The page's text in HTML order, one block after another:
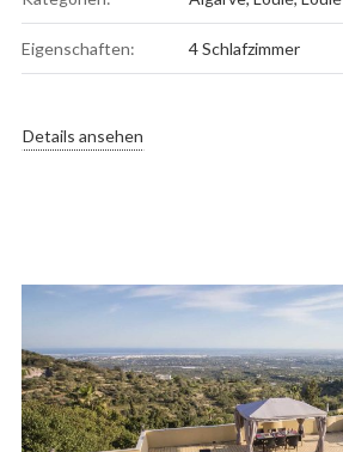
Eigenschaften: 4 Schlafzimmer
Details ansehen